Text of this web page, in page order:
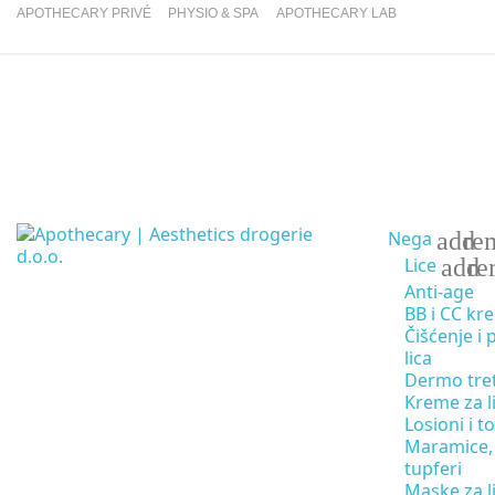
APOTHECARY PRIVÉ PHYSIO & SPA APOTHECARY LAB
Nega add
Lice add
Anti-age
BB i CC
Čišćenje i
lica
Dermo
Kreme za
Losioni i
Maramice,
tupferi